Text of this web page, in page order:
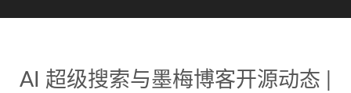
AI 超级搜索与墨梅博客开源动态 |